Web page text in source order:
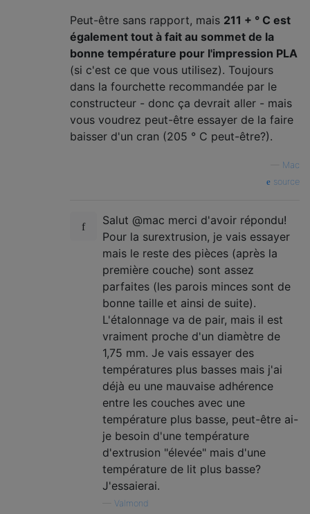
Peut-être sans rapport, mais 211 + ° C est
également tout à fait au sommet de la
bonne température pour l'impression PLA
(si c'est ce que vous utilisez). Toujours
dans la fourchette recommandée par le
constructeur - donc ça devrait aller - mais
vous voudrez peut-être essayer de la faire
baisser d'un cran (205 ° C peut-être?).
Mac
source
Salut @mac merci d'avoir répondu!
Pour la surextrusion, je vais essayer
mais le reste des pièces (après la
première couche) sont assez
parfaites (les parois minces sont de
bonne taille et ainsi de suite).
L'étalonnage va de pair, mais il est
vraiment proche d'un diamètre de
1,75 mm. Je vais essayer des
températures plus basses mais j'ai
déjà eu une mauvaise adhérence
entre les couches avec une
température plus basse, peut-être ai-
je besoin d'une température
d'extrusion "élevée" mais d'une
température de lit plus basse?
J'essaierai.
Valmond